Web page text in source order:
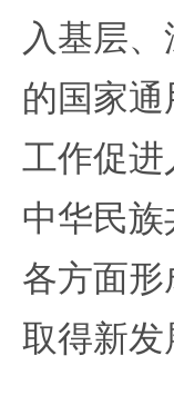
入基层
的国家
工作促
中华民
各方面
取得新发